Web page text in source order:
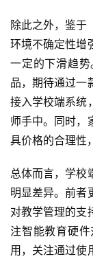
除此之外，鉴于
环境不确定性增
一定的下滑趋
品，期待通过一
接入学校端系统
师手中。同时，
具价格的合理性
总体而言，学校
明显差异。前者
对教学管理的支
注智能教育硬
用，关注通过使